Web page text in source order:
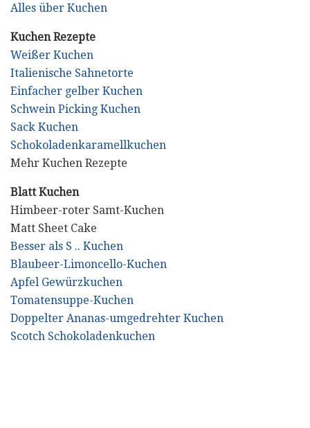
Alles über Kuchen
Kuchen Rezepte
Weißer Kuchen
Italienische Sahnetorte
Einfacher gelber Kuchen
Schwein Picking Kuchen
Sack Kuchen
Schokoladenkaramellkuchen
Mehr Kuchen Rezepte
Blatt Kuchen
Himbeer-roter Samt-Kuchen
Matt Sheet Cake
Besser als S .. Kuchen
Blaubeer-Limoncello-Kuchen
Apfel Gewürzkuchen
Tomatensuppe-Kuchen
Doppelter Ananas-umgedrehter Kuchen
Scotch Schokoladenkuchen